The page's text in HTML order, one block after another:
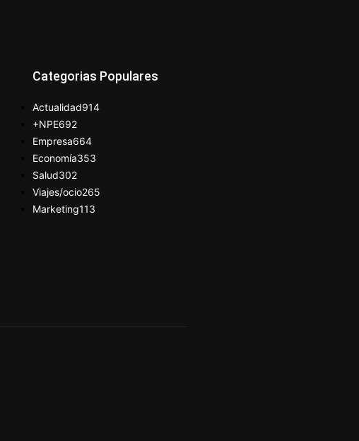
Categorias Populares
Actualidad914
+NPE692
Empresa664
Economía353
Salud302
Viajes/ocio265
Marketing113